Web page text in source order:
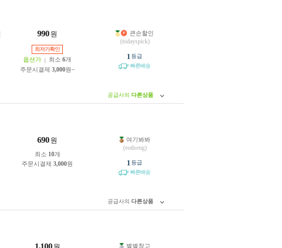
990 원
최저가확인
옵션가 최소 6개
주문시결제 3,000원~
큰손할인
(todayspick)
1 등급
빠른배송
공급사의 다른상품
690 원
최소 10개
주문시결제 3,000원
여기봐봐
(eotlseng)
1 등급
빠른배송
공급사의 다른상품
별별창고